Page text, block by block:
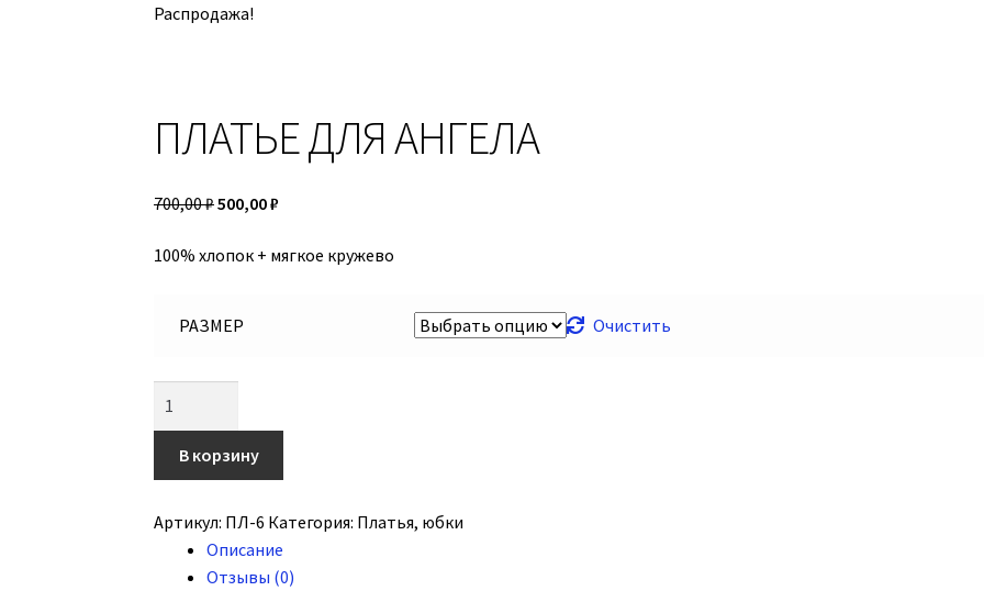
Распродажа!
ПЛАТЬЕ ДЛЯ АНГЕЛА
700,00₽500,00₽
100% хлопок + мягкое кружево
РАЗМЕР Очистить
В корзину
Артикул: ПЛ-6 Категория: Платья, юбки
Описание
Отзывы (0)